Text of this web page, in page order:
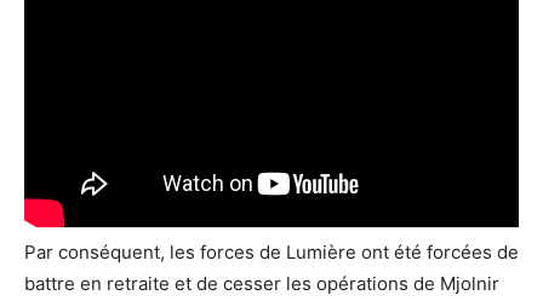
Par conséquent, les forces de Lumière ont été forcées de
battre en retraite et de cesser les opérations de Mjolnir